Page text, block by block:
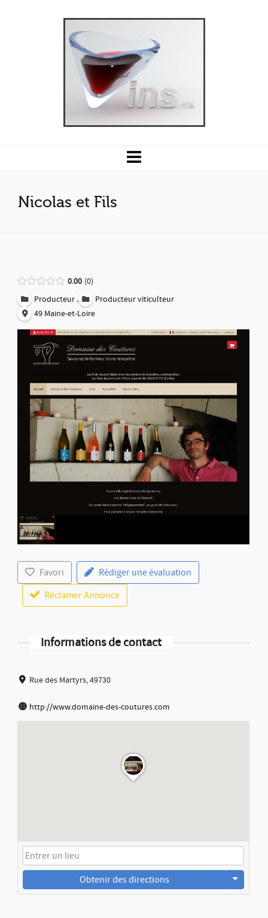
Nicolas et Fils
0.00 0
Producteur ,
Producteur viticulteur
49 Maine-et-Loire
Favori
Rédiger une évaluation
Réclamer Annonce
Informations de contact
Rue des Martyrs, 49730
http://www.domaine-des-coutures.com
Obtenir des directions